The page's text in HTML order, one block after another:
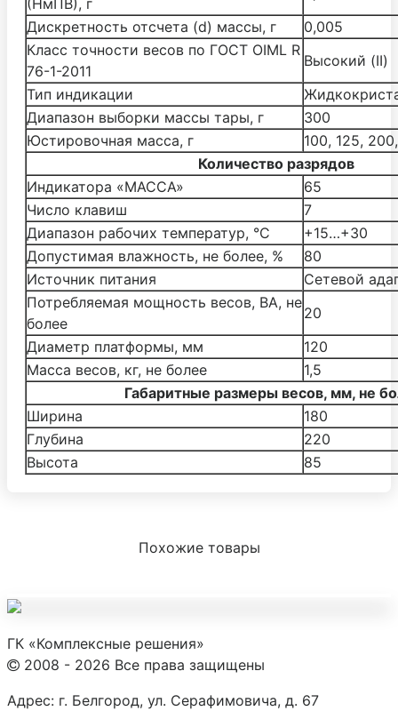
Дискретность отсчета (d) массы, г
0,005
Класс точности весов по ГОСТ OIML R
76-1-2011
Высокий (II)
Тип индикации
Диапазон выборки массы тары, г
300
Юстировочная масса, г
100, 125,
Количество разрядов
Индикатора «МАССА»
65
Число клавиш
7
Диапазон рабочих температур, °С
+15…+30
Допустимая влажность, не более, %
80
Источник питания
Cетевой
Потребляемая мощность весов, ВА, не
более
20
Диаметр платформы, мм
120
Масса весов, кг, не более
1,5
Габаритные размеры весов, мм, не
Ширина
180
Глубина
220
Высота
85
Похожие товары
ГК «Комплексные решения»
2008 - 2026 Все права защищены
Адрес: г. Белгород, ул. Серафимовича, д. 67